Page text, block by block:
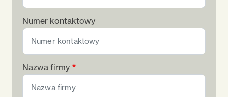
Numer kontaktowy
Nazwa firmy